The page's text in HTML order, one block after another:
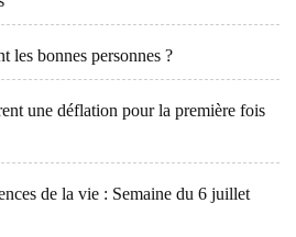
les bonnes personnes ?
une déflation pour la première fois
de la vie : Semaine du 6 juillet